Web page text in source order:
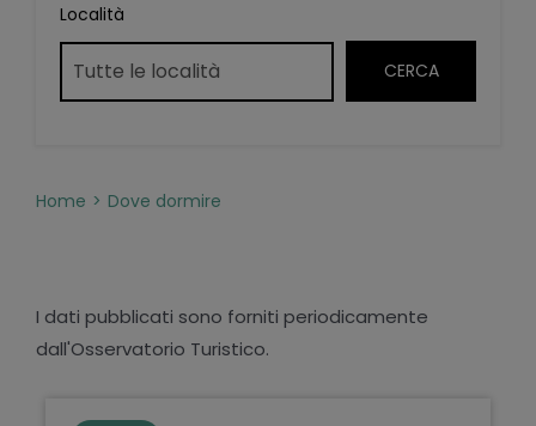
Località
Home Dove dormire
I dati pubblicati sono forniti periodicamente
dall'Osservatorio Turistico.